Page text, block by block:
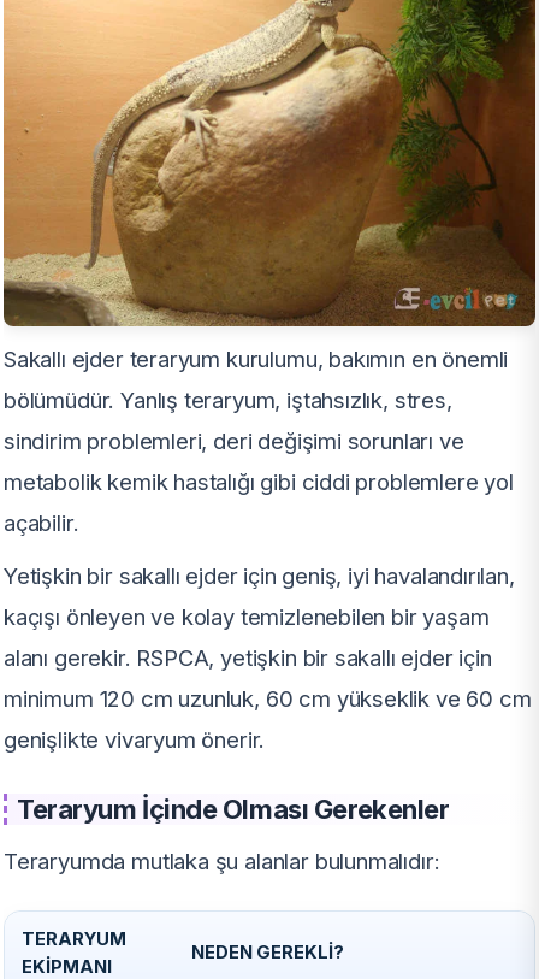
Sakallı ejder teraryum kurulumu, bakımın en önemli
bölümüdür. Yanlış teraryum, iştahsızlık, stres,
sindirim problemleri, deri değişimi sorunları ve
metabolik kemik hastalığı gibi ciddi problemlere yol
açabilir.
Yetişkin bir sakallı ejder için geniş, iyi havalandırılan,
kaçışı önleyen ve kolay temizlenebilen bir yaşam
alanı gerekir. RSPCA, yetişkin bir sakallı ejder için
minimum 120 cm uzunluk, 60 cm yükseklik ve 60 cm
genişlikte vivaryum önerir.
Teraryum İçinde Olması Gerekenler
Teraryumda mutlaka şu alanlar bulunmalıdır:
TERARYUM
EKIPMANI
NEDEN GEREKLI?